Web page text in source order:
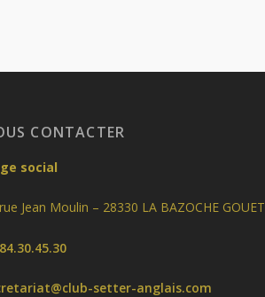
CONTACTER
social
Jean Moulin – 28330 LA BAZOCHE GOUET
setter-anglais.com